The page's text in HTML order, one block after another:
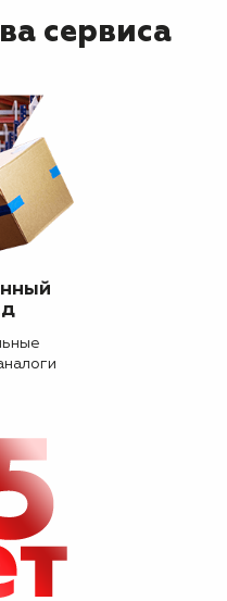
сервиса